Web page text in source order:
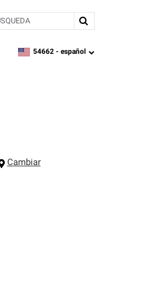
zipcode,language
54662 - español
Cambiar